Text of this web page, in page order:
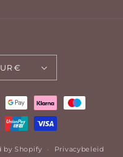
Nederland | EUR €
by Shopify Privacybeleid